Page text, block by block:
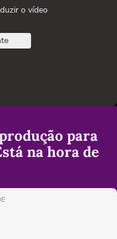
o vídeo
para
na hora de